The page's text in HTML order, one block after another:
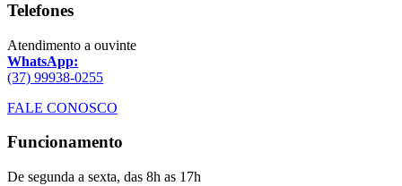
Telefones
Atendimento a ouvinte
WhatsApp:
(37) 99938-0255
FALE CONOSCO
Funcionamento
De segunda a sexta, das 8h as 17h